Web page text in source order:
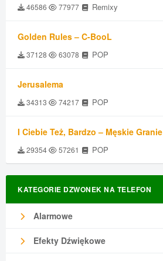
46586 77977 Remixy
Golden Rules – C-BooL
37128 63078 POP
Jerusalema
34313 74217 POP
I Ciebie Też, Bardzo – Męskie Granie
29354 57261 POP
KATEGORIE DZWONEK NA TELEFON
Alarmowe
Efekty Dźwiękowe